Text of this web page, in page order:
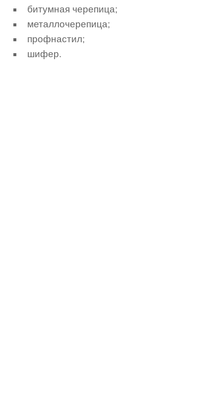
битумная черепица;
металлочерепица;
профнастил;
шифер.